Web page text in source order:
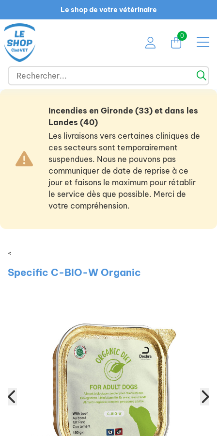
Le shop de votre vétérinaire
0
Incendies en Gironde (33) et dans les
Landes (40)
Les livraisons vers certaines cliniques de
ces secteurs sont temporairement
suspendues. Nous ne pouvons pas
communiquer de date de reprise à ce
jour et faisons le maximum pour rétablir
le service dès que possible. Merci de
votre compréhension.
<
Specific C-BIO-W Organic